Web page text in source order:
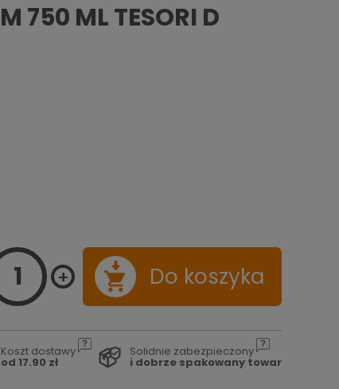
750 ML TESORI D
Do koszyka
Koszt dostawy
od 17.90 zł
Solidnie zabezpieczony
i dobrze spakowany towar